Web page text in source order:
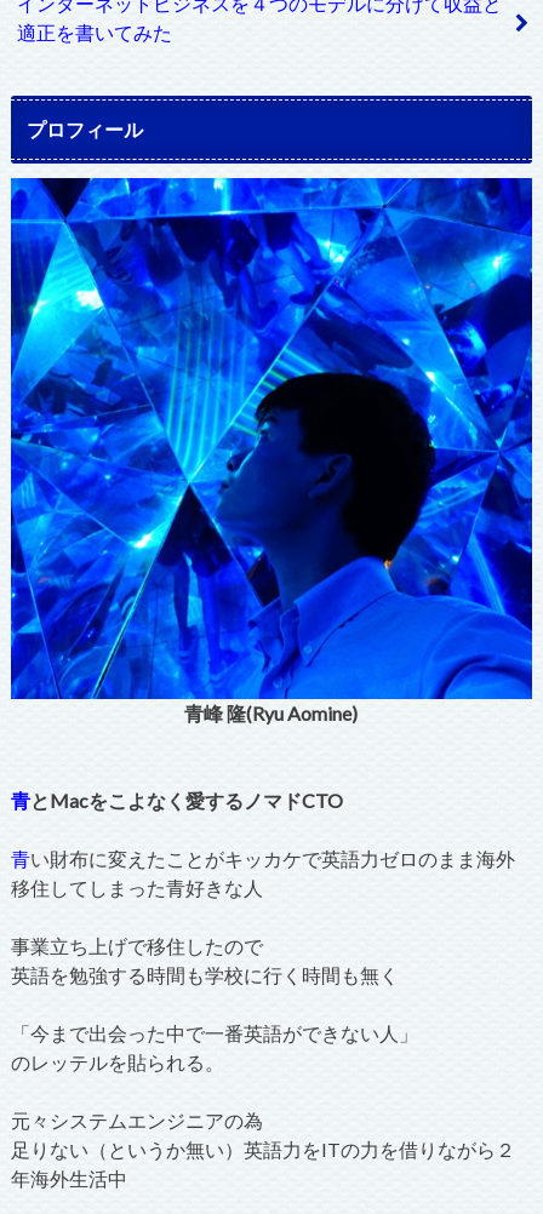
適正を書いてみた
プロフィール
青峰 隆(Ryu Aomine)
青とMacをこよなく愛するノマドCTO
青い財布に変えたことがキッカケで英語力ゼロのまま海外
移住してしまった青好きな人
事業立ち上げで移住したので
英語を勉強する時間も学校に行く時間も無く
「今まで出会った中で一番英語ができない人」
のレッテルを貼られる。
元々システムエンジニアの為
足りない（というか無い）英語力をITの力を借りながら２
年海外生活中